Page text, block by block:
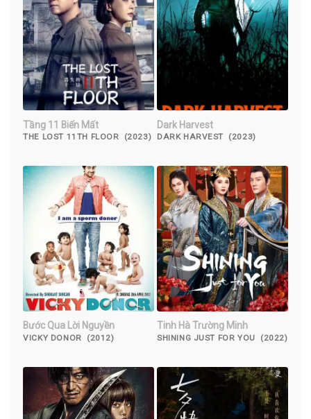
Tầng 11 Biến Mất
THE LOST 11TH FLOOR (2023)
Dark Harvest
DARK HARVEST (2023)
Bước Qua Lời Nguyền
VICKY DONOR (2012)
Tinh Hà Trường Minh
SHINING JUST FOR YOU (2022)